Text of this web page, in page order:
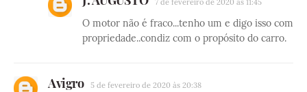
7 de fevereiro de 2020 às 11:45
O motor não é fraco...tenho um e digo isso com
propriedade..condiz com o propósito do carro.
Avigro 5 de fevereiro de 2020 às 20:38